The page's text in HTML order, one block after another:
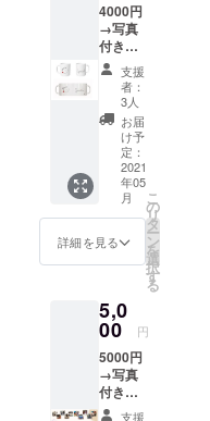
4000円
→写真
付きお
礼メッ
セージ
メール
と、オ
リジナ
ルペン
とオリ
ジナル
マグ
カップ
を送り
ます。
支援
者：
3人
お届
け予
定：
2021
年05
月
詳細を見る
こ
の
リ
タ
ー
ン
を
選
択
す
る
5,0
00 円
5000円
→写真
付きお
礼メッ
支援